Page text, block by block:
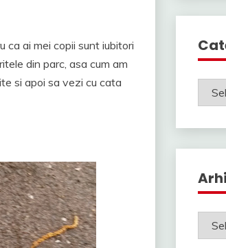
ca ai mei copii sunt iubitori
din parc, asa cum am
si apoi sa vezi cu cata
Arhiva
de